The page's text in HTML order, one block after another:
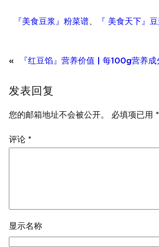
『美食豆浆』粉菜谱、 『 美食天下』
« 『红豆馅』营养价值 | 每100g营养成
发表回复
您的邮箱地址不会被公开。 必填项已用 *
评论 *
显示名称